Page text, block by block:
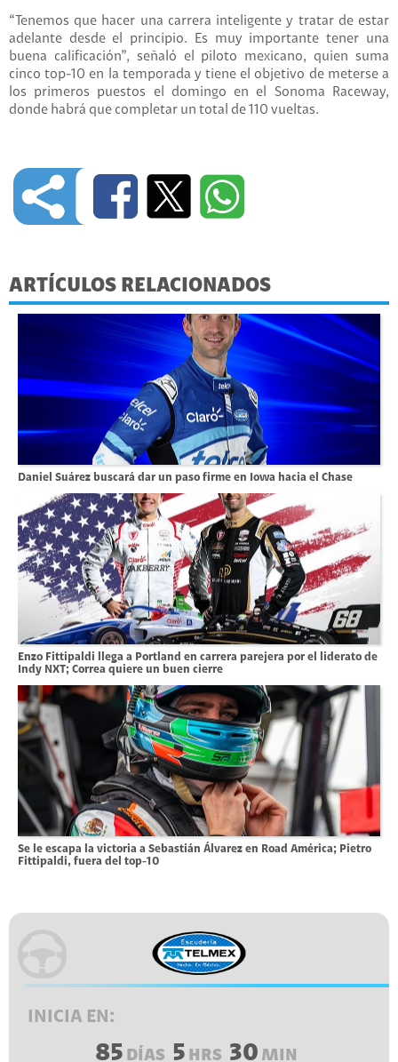
“Tenemos que hacer una carrera inteligente y tratar de estar
adelante desde el principio. Es muy importante tener una
buena calificación”, señaló el piloto mexicano, quien suma
cinco top-10 en la temporada y tiene el objetivo de meterse a
los primeros puestos el domingo en el Sonoma Raceway,
donde habrá que completar un total de 110 vueltas.
ARTÍCULOS RELACIONADOS
Daniel Suárez buscará dar un paso firme en Iowa hacia el Chase
Enzo Fittipaldi llega a Portland en carrera parejera por el liderato de
Indy NXT; Correa quiere un buen cierre
Se le escapa la victoria a Sebastián Álvarez en Road América; Pietro
Fittipaldi, fuera del top-10
INICIA EN:
85 DÍAS 5 HRS 30 MIN